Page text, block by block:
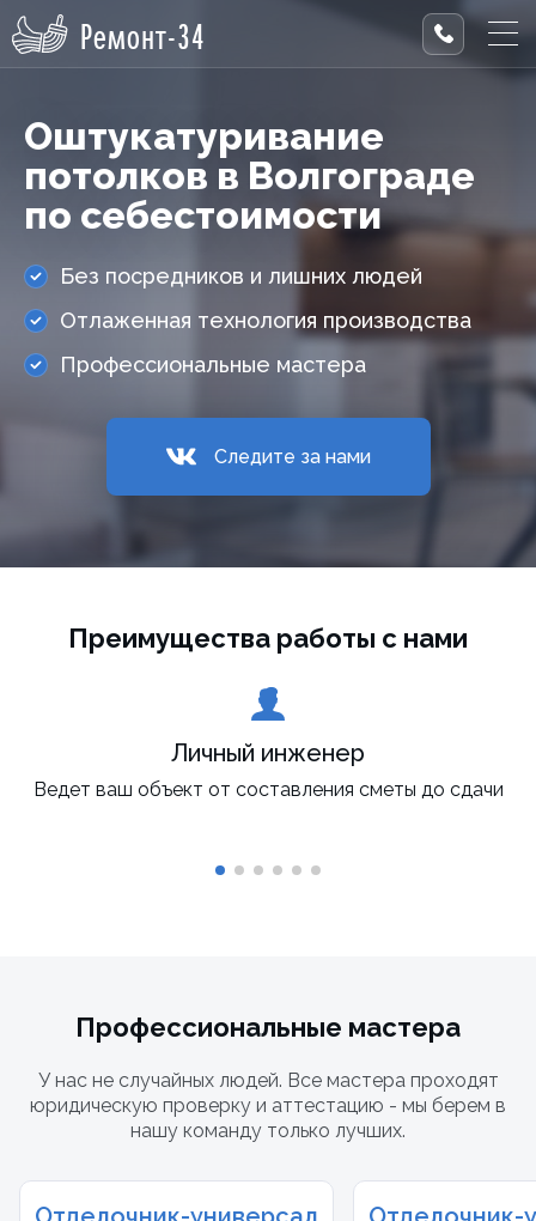
Ремонт-34
Оштукатуривание
потолков в Волгограде
по себестоимости
Без посредников и лишних людей
Отлаженная технология производства
Профессиональные мастера
Следите за нами
Преимущества работы с нами
Личный инженер
Ведет ваш объект от составления сметы до сдачи
Профессиональные мастера
У нас не случайных людей. Все мастера проходят
юридическую проверку и аттестацию - мы берем в
нашу команду только лучших.